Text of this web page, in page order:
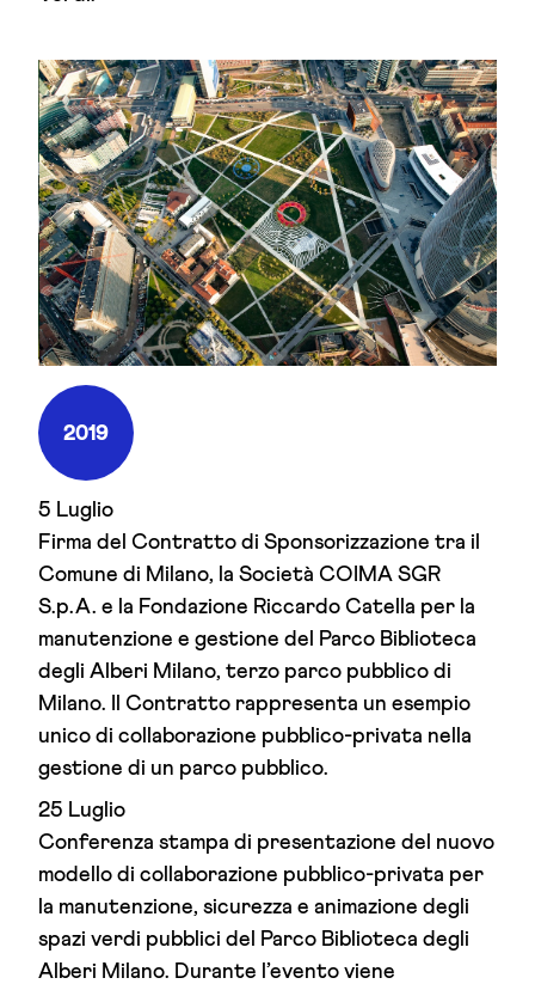
2019
5 Luglio
Firma del Contratto di Sponsorizzazione tra il
Comune di Milano, la Società COIMA SGR
S.p.A. e la Fondazione Riccardo Catella per la
manutenzione e gestione del Parco Biblioteca
degli Alberi Milano, terzo parco pubblico di
Milano. Il Contratto rappresenta un esempio
unico di collaborazione pubblico-privata nella
gestione di un parco pubblico.
25 Luglio
Conferenza stampa di presentazione del nuovo
modello di collaborazione pubblico-privata per
la manutenzione, sicurezza e animazione degli
spazi verdi pubblici del Parco Biblioteca degli
Alberi Milano. Durante l’evento viene